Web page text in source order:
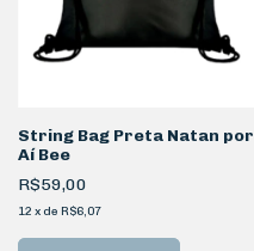
String Bag Preta Natan por
Aí Bee
R$59,00
12 x de R$6,07